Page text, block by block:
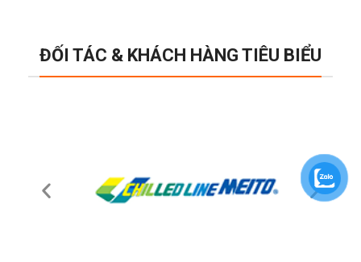
ĐỐI TÁC & KHÁCH HÀNG TIÊU BIỂU